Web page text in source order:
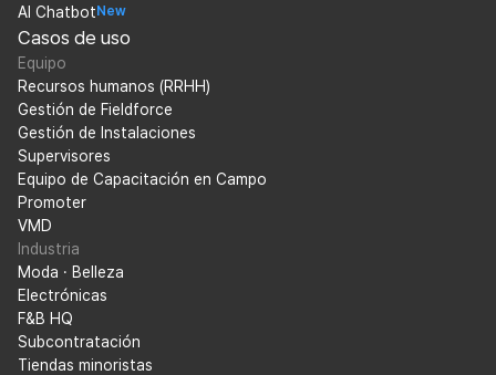
AI Chatbot New
Casos de uso
Equipo
Recursos humanos (RRHH)
Gestión de Fieldforce
Gestión de Instalaciones
Supervisores
Equipo de Capacitación en Campo
Promoter
VMD
Industria
Moda · Belleza
Electrónicas
F&B HQ
Subcontratación
Tiendas minoristas